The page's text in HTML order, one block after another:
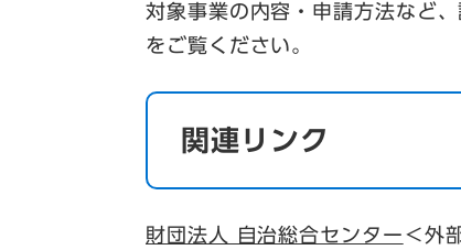
対象事業の内容・申請方法など
をご覧ください。
関連リンク
財団法人 自治総合センター ＜外